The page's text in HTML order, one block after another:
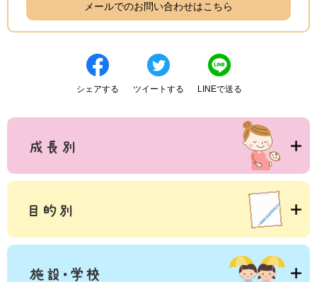
メールでのお問い合わせはこちら
シェアする ツイートする LINEで送る